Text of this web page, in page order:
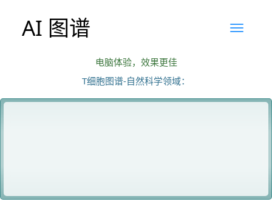
AI 图谱
电脑体验，效果更佳
T细胞图谱-自然科学领域：